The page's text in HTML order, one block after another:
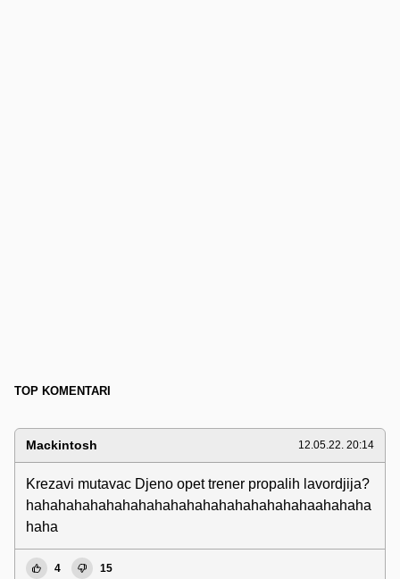
TOP KOMENTARI
Mackintosh 12.05.22. 20:14
Krezavi mutavac Djeno opet trener propalih lavordjija?
hahahahahahahahahahahahahahahahahahaahahaha
haha
4 15